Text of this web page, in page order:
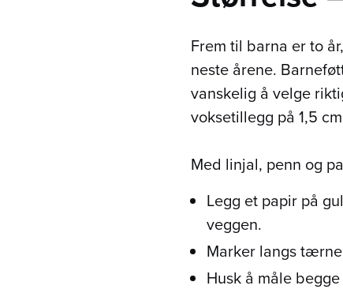
Frem til barna er to
neste årene.
vanskelig å velge
voksetillegg på 1,5
Med linjal, penn og
Legg et papir på
veggen.
Marker langs
Husk å måle